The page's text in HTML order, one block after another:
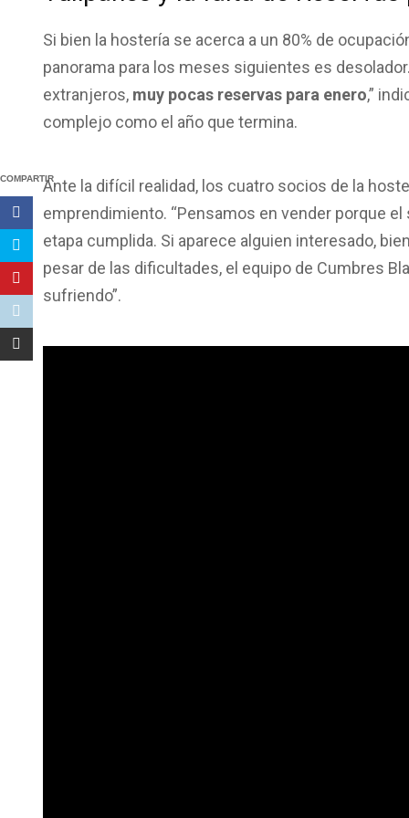
COMPARTIR
Si bien la hostería se acerca a un 80% de
panorama para los meses siguientes es
extranjeros, muy pocas reservas para enero,”
complejo como el año que termina.
Ante la difícil realidad, los cuatro socios de la
emprendimiento. “Pensamos en vender porque
etapa cumplida. Si aparece alguien interesado,
pesar de las dificultades, el equipo de Cumbres
sufriendo”.